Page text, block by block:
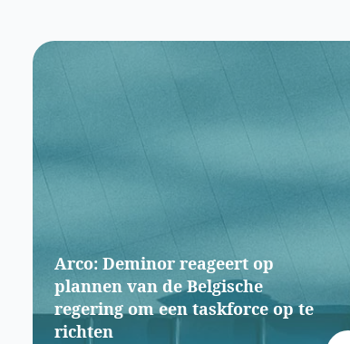
Arco: Deminor reageert op
plannen van de Belgische
regering om een taskforce op te
richten